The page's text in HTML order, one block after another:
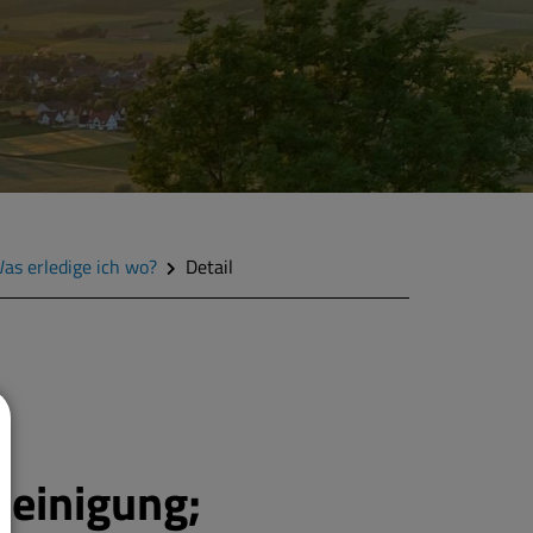
erledige ich wo? Detail